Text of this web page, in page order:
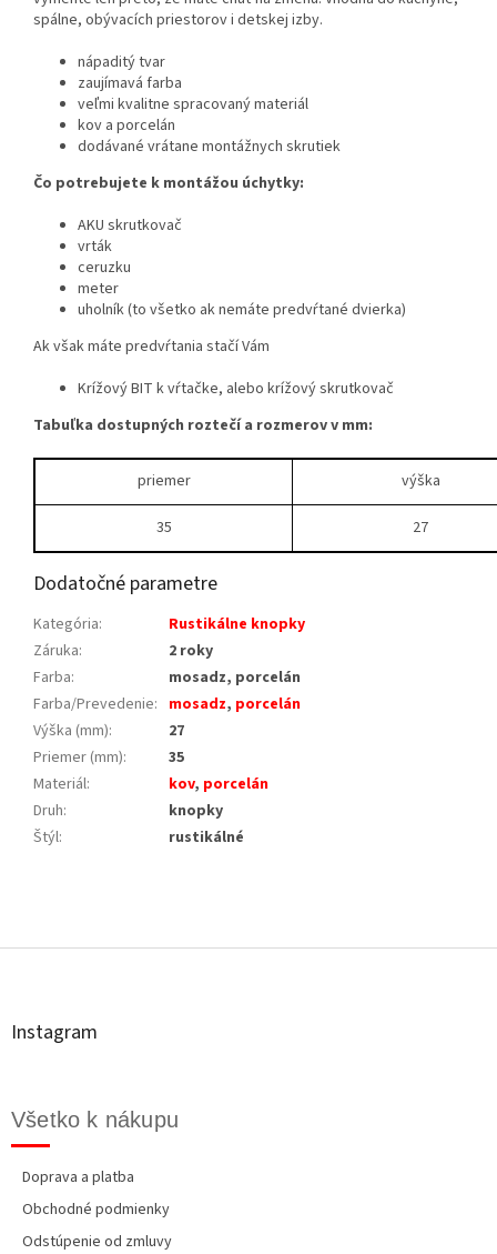
spálne, obývacích priestorov i detskej izby.
nápaditý tvar
zaujímavá farba
veľmi kvalitne spracovaný materiál
kov a porcelán
dodávané vrátane montážnych skrutiek
Čo potrebujete k montážou úchytky:
AKU skrutkovač
vrták
ceruzku
meter
uholník (to všetko ak nemáte predvŕtané dvierka)
Ak však máte predvŕtania stačí Vám
Krížový BIT k vŕtačke, alebo krížový skrutkovač
Tabuľka dostupných roztečí a rozmerov v mm:
priemer výška
35 27
Dodatočné parametre
Kategória:
Rustikálne knopky
Záruka:
2 roky
Farba:
mosadz, porcelán
Farba/Prevedenie: mosadz, porcelán
Výška (mm):
27
Priemer (mm):
35
Materiál: kov, porcelán
Druh:
knopky
Štýl: rustikálné
á
Instagram
Všetko k nákupu
Doprava a platba
Obchodné podmienky
Odstúpenie od zmluvy